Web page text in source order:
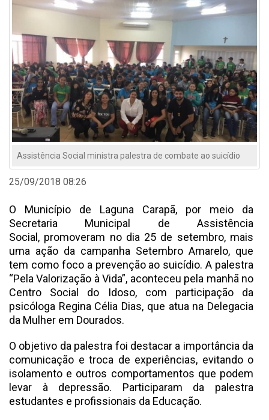
Assistência Social ministra palestra de combate ao suicídio
25/09/2018 08:26
O Município de Laguna Carapã, por meio da
Secretaria Municipal de Assistência
Social, promoveram no dia 25 de setembro, mais
uma ação da campanha Setembro Amarelo, que
tem como foco a prevenção ao suicídio. A palestra
“Pela Valorização à Vida”, aconteceu pela manhã no
Centro Social do Idoso, com participação da
psicóloga Regina Célia Dias, que atua na Delegacia
da Mulher em Dourados.
O objetivo da palestra foi destacar a importância da
comunicação e troca de experiências, evitando o
isolamento e outros comportamentos que podem
levar à depressão. Participaram da palestra
estudantes e profissionais da Educação.